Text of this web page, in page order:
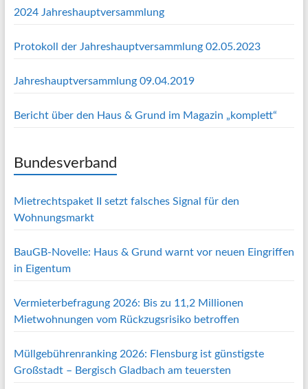
2024 Jahreshauptversammlung
Protokoll der Jahreshauptversammlung 02.05.2023
Jahreshauptversammlung 09.04.2019
Bericht über den Haus & Grund im Magazin „komplett“
Bundesverband
Mietrechtspaket II setzt falsches Signal für den
Wohnungsmarkt
BauGB-Novelle: Haus & Grund warnt vor neuen Eingriffen
in Eigentum
Vermieterbefragung 2026: Bis zu 11,2 Millionen
Mietwohnungen vom Rückzugsrisiko betroffen
Müllgebührenranking 2026: Flensburg ist günstigste
Großstadt – Bergisch Gladbach am teuersten